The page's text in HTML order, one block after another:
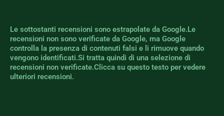
Le sottostanti recensioni sono estrapolate da Google.Le
recensioni non sono verificate da Google, ma Google
controlla la presenza di contenuti falsi e li rimuove quando
vengono identificati.Si tratta quindi di una selezione di
recensioni non verificate.Clicca su questo testo per vedere
ulteriori recensioni.